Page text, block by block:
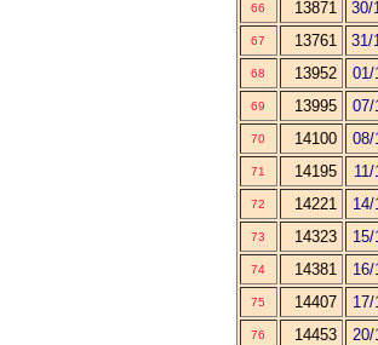
66 13871 30/
67 13761 31/
68 13952 01/
69 13995 07/
70 14100 08/
71 14195
72 14221 14/
73 14323 15/
74 14381 16/
75 14407 17/
76 14453 20/